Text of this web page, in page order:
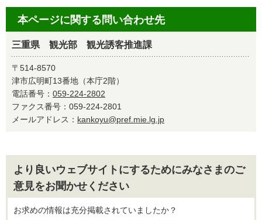
本ページに関する問い合わせ先
三重県 観光部 観光誘客推進課
〒514-8570
津市広明町13番地（本庁2階）
電話番号： 059-224-2802
ファクス番号：059-224-2801
メールアドレス： kankoyu@pref.mie.lg.jp
より良いウェブサイトにするためにみなさまのご
意見をお聞かせください
お求めの情報は充分掲載されていましたか？